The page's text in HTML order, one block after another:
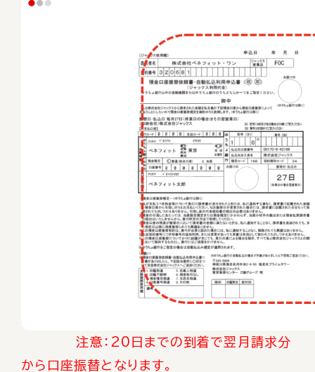
注意： 20日までの到着で翌月請求分
から口座振替となります。